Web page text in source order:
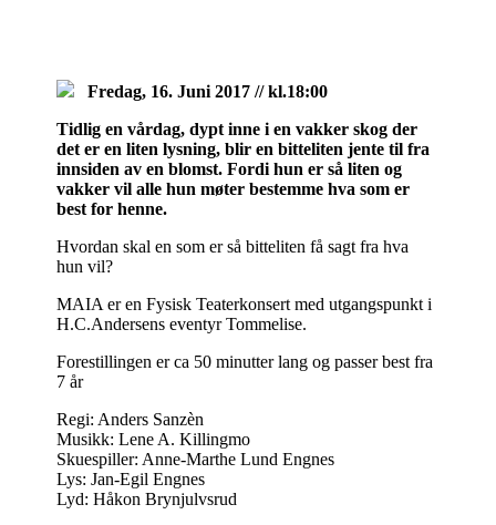
Fredag, 16. Juni 2017 // kl.18:00
Tidlig en vårdag, dypt inne i en vakker skog der
det er en liten lysning, blir en bitteliten jente til fra
innsiden av en blomst. Fordi hun er så liten og
vakker vil alle hun møter bestemme hva som er
best for henne.
Hvordan skal en som er så bitteliten få sagt fra hva
hun vil?
MAIA er en Fysisk Teaterkonsert med utgangspunkt i
H.C.Andersens eventyr Tommelise.
Forestillingen er ca 50 minutter lang og passer best fra
7 år
Regi: Anders Sanzèn
Musikk: Lene A. Killingmo
Skuespiller: Anne-Marthe Lund Engnes
Lys: Jan-Egil Engnes
Lyd: Håkon Brynjulvsrud